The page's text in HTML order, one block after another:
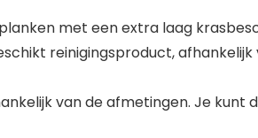
met een extra laag
reinigingsproduct,
van de afmetingen. Je kunt